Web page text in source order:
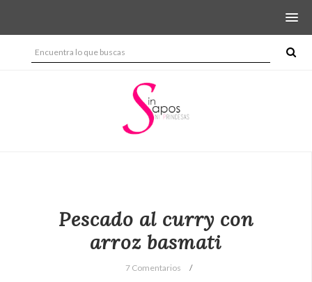
Pescado al curry con
arroz basmati
7 Comentarios